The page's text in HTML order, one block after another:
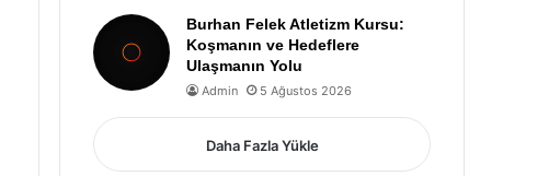
Burhan Felek Atletizm Kursu:
Koşmanın ve Hedeflere
Ulaşmanın Yolu
Admin 5 Ağustos 2026
Daha Fazla Yükle